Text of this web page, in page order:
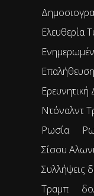
Ελευθερία
Ντόναλντ
Ρωσία
Σίσσυ
Συλλήψεις
Τραμπ